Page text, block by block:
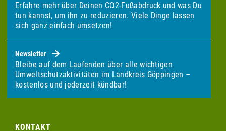
Erfahre mehr über Deinen CO2-Fußabdruck und was Du
tun kannst, um ihn zu reduzieren. Viele Dinge lassen
sich ganz einfach umsetzen!
Newsletter
Bleibe auf dem Laufenden über alle wichtigen
Umweltschutzaktivitäten im Landkreis Göppingen –
kostenlos und jederzeit kündbar!
KONTAKT